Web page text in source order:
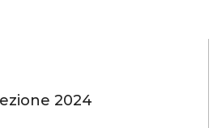
2024